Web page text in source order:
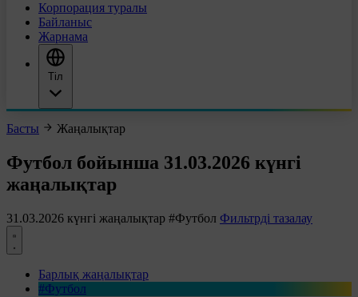
Корпорация туралы
Байланыс
Жарнама
Тіл
Басты Жаңалықтар
Футбол бойынша 31.03.2026 күнгі
жаңалықтар
31.03.2026 күнгі жаңалықтар #Футбол Фильтрді тазалау
Барлық жаңалықтар
#Футбол